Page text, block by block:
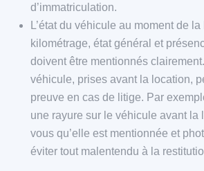
d’immatriculation.
L’état du véhicule au moment de
kilométrage, état général et
doivent être mentionnés
véhicule, prises avant la location,
preuve en cas de litige. Par
une rayure sur le véhicule avant la
vous qu’elle est mentionnée et
éviter tout malentendu à la